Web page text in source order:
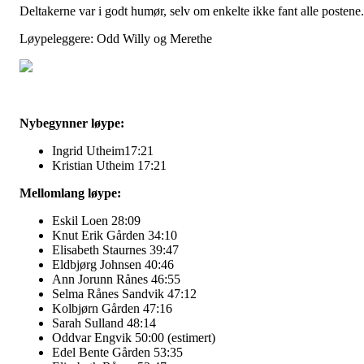
Deltakerne var i godt humør, selv om enkelte ikke fant alle postene.
Løypeleggere: Odd Willy og Merethe
Nybegynner løype:
Ingrid Utheim17:21
Kristian Utheim 17:21
Mellomlang løype:
Eskil Loen 28:09
Knut Erik Gården 34:10
Elisabeth Staurnes 39:47
Eldbjørg Johnsen 40:46
Ann Jorunn Rånes 46:55
Selma Rånes Sandvik 47:12
Kolbjørn Gården 47:16
Sarah Sulland 48:14
Oddvar Engvik 50:00 (estimert)
Edel Bente Gården 53:35